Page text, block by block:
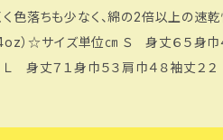
色落ちも少なく、綿の2倍以上の速
身丈６５身巾４７肩巾４４
身丈７１身巾５３肩巾４８袖丈２